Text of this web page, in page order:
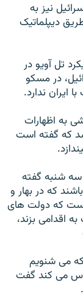
نيز به
ديپلماتيک
تل آويو در
در مسکو
ندارد.
به اظهارات
که گفته است
سه شنبه گفته
که در بهار و
است که دولت های
اقدامی بزند،
می شنويم
می کند گفت